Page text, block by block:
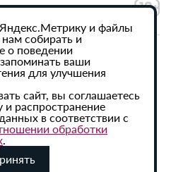
персональных данных
сайта активная
64» обязательна.
и файлы
собирать и
о поведении
ваши
для улучшения
сайт, вы соглашаетесь
и распространение
в соответствии с
обработки
.